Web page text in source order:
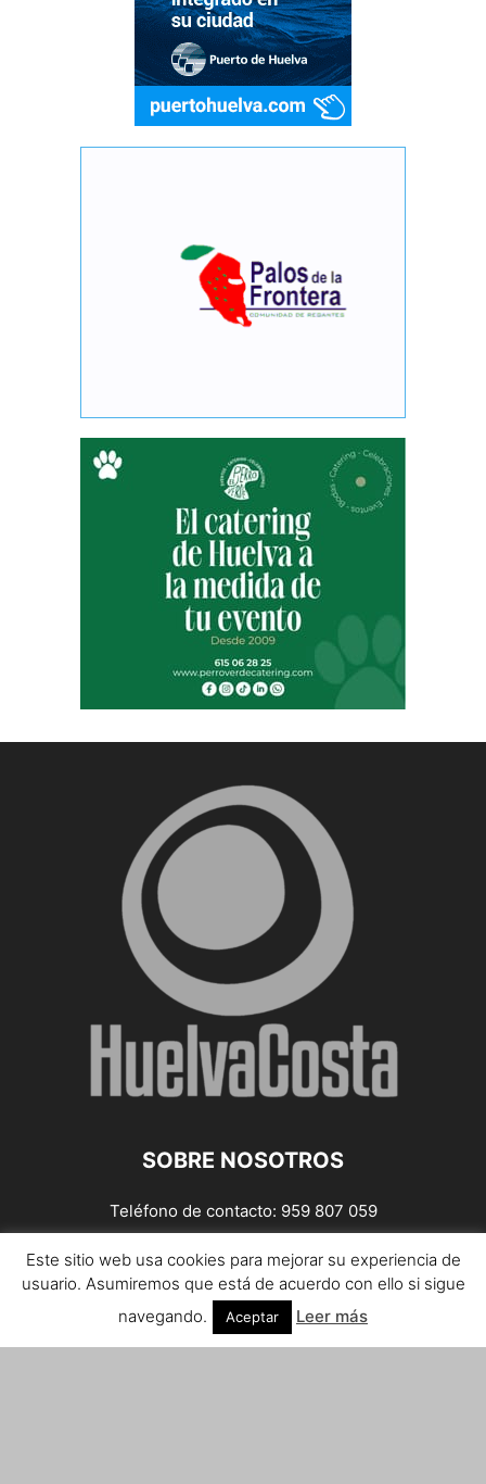
SOBRE NOSOTROS
Teléfono de contacto: 959 807 059
¡Anúnciate!
Envíanos tus notas de prensa a:
prensa@huelvacosta.com
Contáctenos:info@huelvacosta.com
Este sitio web usa cookies para mejorar su experiencia de
usuario. Asumiremos que está de acuerdo con ello si sigue
navegando.
Aceptar Leer más